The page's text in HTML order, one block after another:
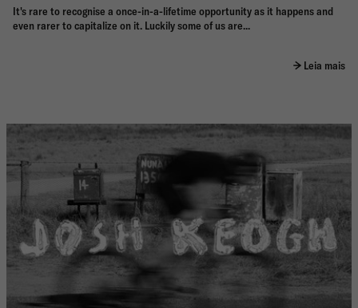
It's rare to recognise a once-in-a-lifetime opportunity as it happens and
even rarer to capitalize on it. Luckily some of us are...
Leia mais